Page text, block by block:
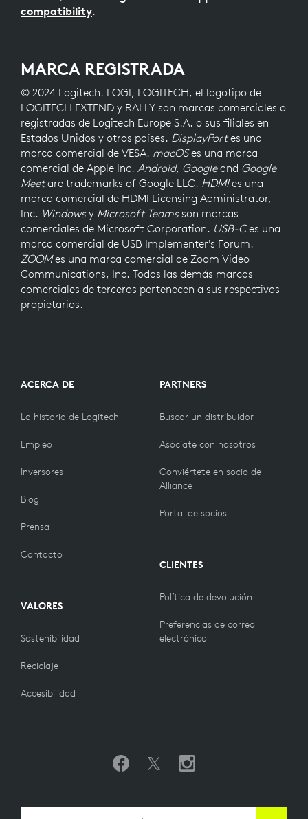
compatibility.
MARCA REGISTRADA
© 2024 Logitech. LOGI, LOGITECH, el logotipo de
LOGITECH EXTEND y RALLY son marcas comerciales o
registradas de Logitech Europe S.A. o sus filiales en
Estados Unidos y otros países. DisplayPortes una
marca comercial de VESA. macOSes una marca
comercial de Apple Inc. Android, Googleand Google
Meetare trademarks of Google LLC. HDMIes una
marca comercial de HDMI Licensing Administrator,
Inc. Windowsy Microsoft Teamsson marcas
comerciales de Microsoft Corporation. USB-Ces una
marca comercial de USB Implementer's Forum.
ZOOMes una marca comercial de Zoom Video
Communications, Inc. Todas las demás marcas
comerciales de terceros pertenecen a sus respectivos
propietarios.
ACERCA DE
La historia de Logitech
Empleo
Inversores
Blog
Prensa
Contacto
VALORES
Sostenibilidad
Reciclaje
Accesibilidad
PARTNERS
Buscar un distribuidor
Asóciate con nosotros
Conviértete en socio de
Alliance
Portal de socios
CLIENTES
Política de devolución
Preferencias de correo
electrónico